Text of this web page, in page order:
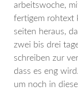
arbeitswoche,
fertigem rohtext
seiten heraus,
zwei bis drei
schreiben zur
dass es eng
um noch in